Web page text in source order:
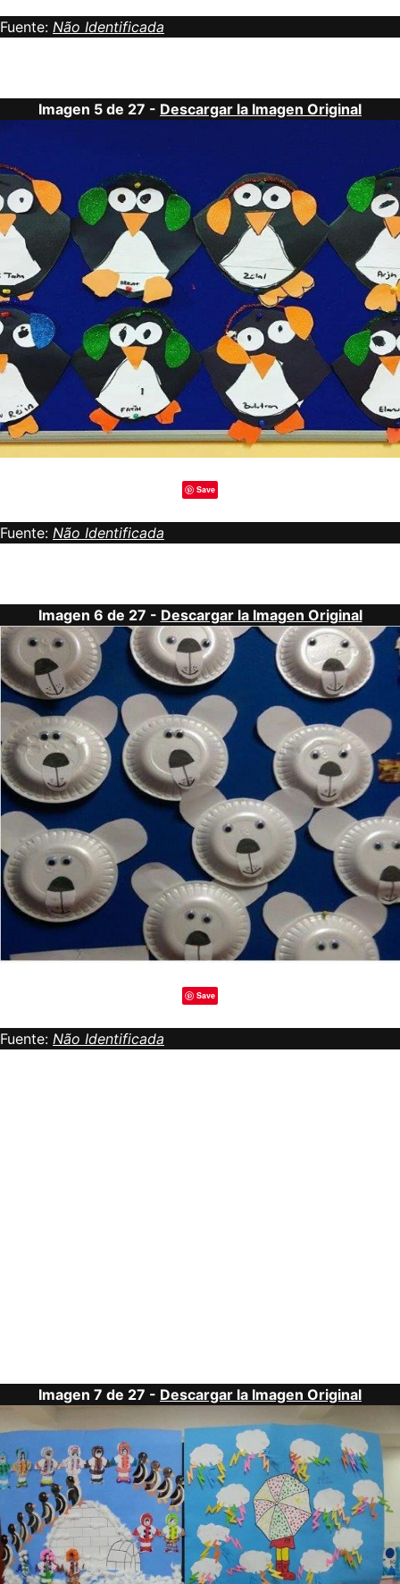
Fuente: Não Identificada
Imagen 5 de 27 - Descargar la Imagen Original
Save
Fuente: Não Identificada
Imagen 6 de 27 - Descargar la Imagen Original
Save
Fuente: Não Identificada
Imagen 7 de 27 - Descargar la Imagen Original